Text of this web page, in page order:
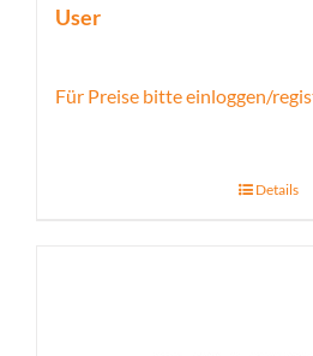
User
Für Preise bitte einloggen/
Details